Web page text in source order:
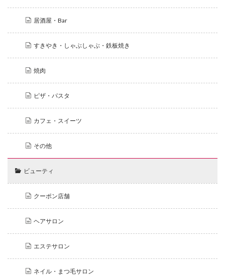
居酒屋・Bar
すきやき・しゃぶしゃぶ・鉄板焼き
焼肉
ピザ・パスタ
カフェ・スイーツ
その他
ビューティ
クーポン店舗
ヘアサロン
エステサロン
ネイル・まつ毛サロン